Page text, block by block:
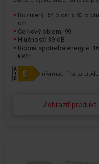
Zobraziť produkt
Rozmery: 54.5 cm x 83.5
cm
Celkový objem: 99 l
Hlučnosť: 39 dB
Ročná spotreba energie:
kWh
Informační karta